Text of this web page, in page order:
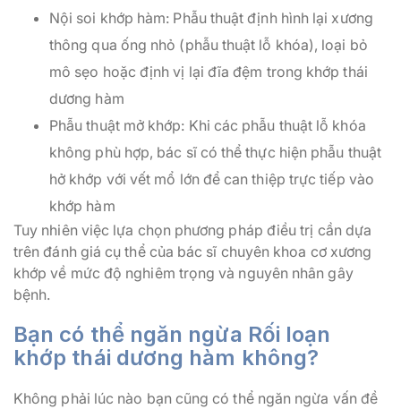
Nội soi khớp hàm: Phẫu thuật định hình lại xương
thông qua ống nhỏ (phẫu thuật lỗ khóa), loại bỏ
mô sẹo hoặc định vị lại đĩa đệm trong khớp thái
dương hàm
Phẫu thuật mở khớp: Khi các phẫu thuật lỗ khóa
không phù hợp, bác sĩ có thể thực hiện phẫu thuật
hở khớp với vết mổ lớn để can thiệp trực tiếp vào
khớp hàm
Tuy nhiên việc lựa chọn phương pháp điều trị cần dựa
trên đánh giá cụ thể của bác sĩ chuyên khoa cơ xương
khớp về mức độ nghiêm trọng và nguyên nhân gây
bệnh.
Bạn có thể ngăn ngừa Rối loạn
khớp thái dương hàm không?
Không phải lúc nào bạn cũng có thể ngăn ngừa vấn đề